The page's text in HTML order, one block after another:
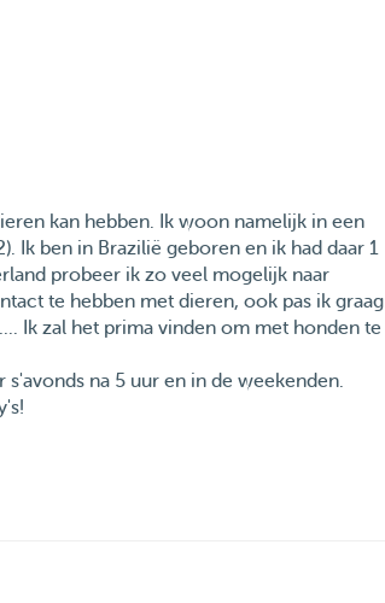
kan hebben. Ik woon namelijk in een
Ik ben in Brazilië geboren en ik had daar 1
probeer ik zo veel mogelijk naar
te hebben met dieren, ook pas ik graag
Ik zal het prima vinden om met honden te
na 5 uur en in de weekenden.